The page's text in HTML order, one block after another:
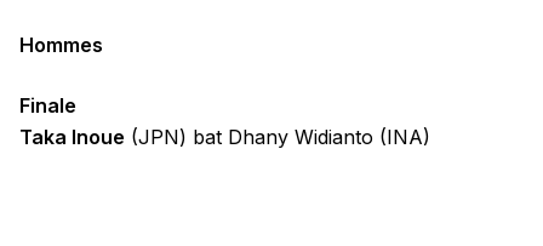
Hommes
Finale
Taka Inoue (JPN) bat Dhany Widianto (INA)